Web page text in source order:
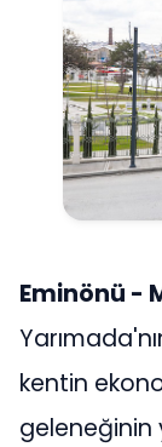
Eminönü -
kentin
geleneğinin